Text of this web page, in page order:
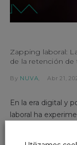
Zapping laboral:
de la retención de
By NUVA Abr 21,
En la era digital y
laboral ha